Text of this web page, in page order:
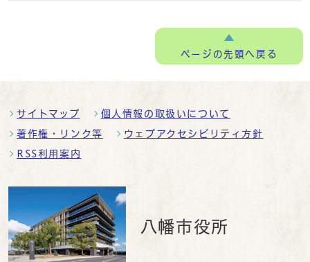
ページの先頭へ戻る
サイトマップ 個人情報の取扱いについて
著作権・リンク等 ウェブアクセシビリティ方針
RSS利用案内
八幡市役所